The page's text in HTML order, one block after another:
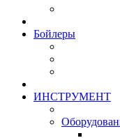
Бойлеры
ИНСТРУМЕНТ